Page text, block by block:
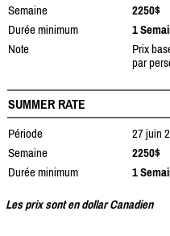
Semaine
2250$
Durée minimum
1
Note
Prix
par
SUMMER RATE
Période
27 juin
Semaine
2250$
Durée minimum
1
Les prix sont en dollar Canadien